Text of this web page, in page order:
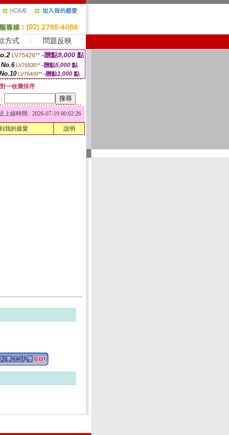
方式 問題反映
LV75426** -贈點9,000 點
No.6 LV76835** -贈點5,000點
No.10 LV76400** -贈點1,000 點
一收費排序
上線時間 : 2026-07-19 00:02:26
我的最愛 說明